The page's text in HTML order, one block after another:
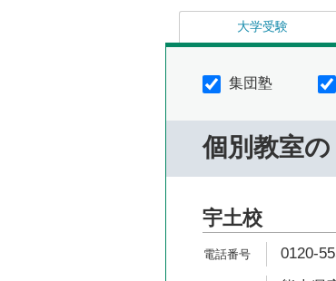
大学受験
集団塾
個別教室
宇土校
0120-